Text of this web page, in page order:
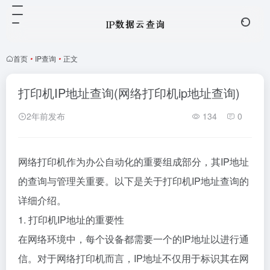
首页 • IP查询 • 正文
打印机IP地址查询(网络打印机ip地址查询)
2年前发布 134 0
网络打印机作为办公自动化的重要组成部分，其IP地址
的查询与管理关重要。以下是关于打印机IP地址查询的
详细介绍。
1. 打印机IP地址的重要性
在网络环境中，每个设备都需要一个的IP地址以进行通
信。对于网络打印机而言，IP地址不仅用于标识其在网